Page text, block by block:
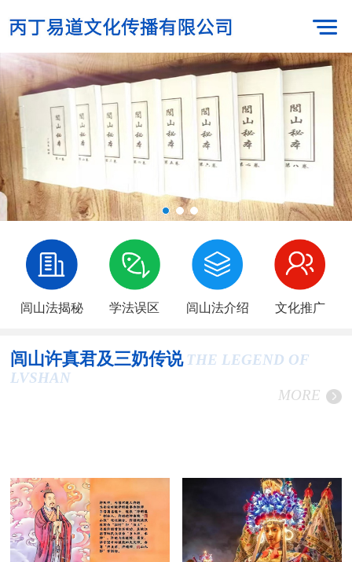
闾山法揭秘 学法误区 闾山法介绍 文化推广
闾山许真君及三奶传说 THE LEGEND OF
LVSHAN
MORE